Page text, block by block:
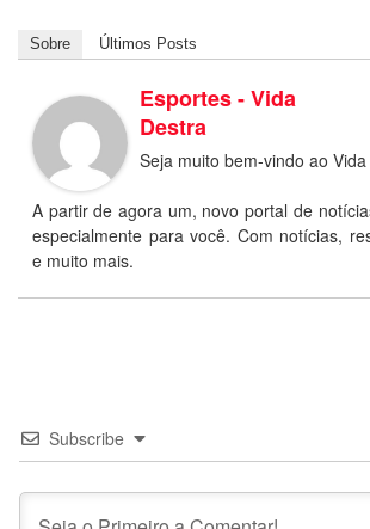
Sobre Últimos Posts
Esportes - Vida
Destra
Seja muito bem-vindo ao
A partir de agora um, novo portal de
especialmente para você. Com notícias,
e muito mais.
Subscribe